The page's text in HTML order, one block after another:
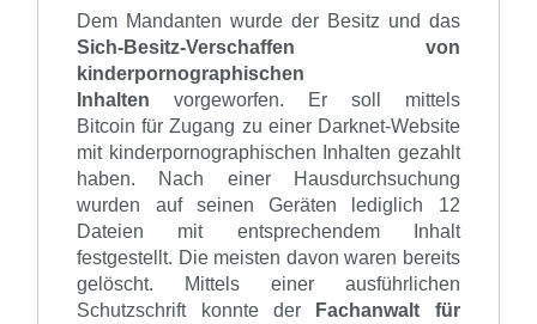
Dem Mandanten wurde der Besitz und das
Sich-Besitz-Verschaffen von
kinderpornographischen
Inhalten vorgeworfen. Er soll mittels
Bitcoin für Zugang zu einer Darknet-Website
mit kinderpornographischen Inhalten gezahlt
haben. Nach einer Hausdurchsuchung
wurden auf seinen Geräten lediglich 12
Dateien mit entsprechendem Inhalt
festgestellt. Die meisten davon waren bereits
gelöscht. Mittels einer ausführlichen
Schutzschrift konnte der
Fachanwalt für